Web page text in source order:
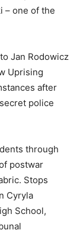
– one of the
Jan Rodowicz
Uprising
after
police
through
postwar
Stops
Cyryla
School,